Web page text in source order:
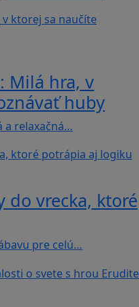
Milá hra, v
huby
a relaxačná…
do vrecka, ktoré
pre celú…